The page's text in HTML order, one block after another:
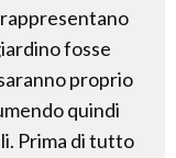
fosse
proprio
quindi
Prima di tutto